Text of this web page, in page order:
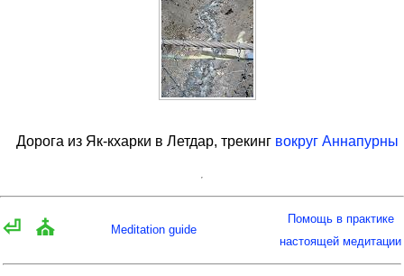
Дорога из Як-кхарки в Летдар, трекинг вокруг Аннапурны
⏎ ⛪ Meditation guide
Помощь в практике
настоящей медитации